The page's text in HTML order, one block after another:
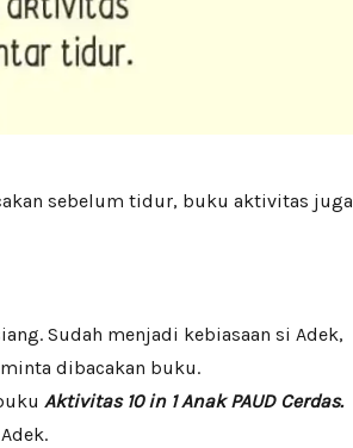
sebelum tidur, buku aktivitas juga
Sudah menjadi kebiasaan si Adek,
dibacakan buku.
Aktivitas 10 in 1 Anak PAUD Cerdas.